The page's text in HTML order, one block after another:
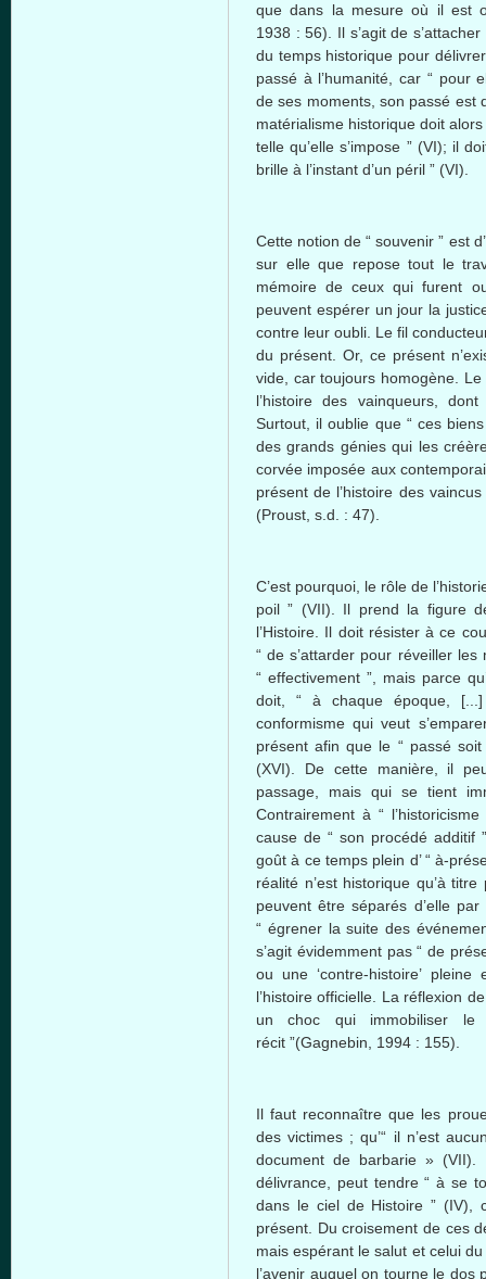
que dans la mesure où il est
1938 : 56). Il s’agit de
du temps historique pour
passé à l’humanité, car “ pour
de ses moments, son passé est
matérialisme historique doit
telle qu’elle s’impose ” (VI); il
brille à l’instant d’un péril ” (VI).
Cette notion de “ souvenir ” est
sur elle que repose tout le
mémoire de ceux qui furent
peuvent espérer un jour la
contre leur oubli. Le fil
du présent. Or, ce présent
vide, car toujours homogène.
l’histoire des vainqueurs,
Surtout, il oublie que “ ces
des grands génies qui les
corvée imposée aux
présent de l’histoire des
(Proust, s.d. : 47).
C’est pourquoi, le rôle de
poil ” (VII). Il prend la figure
l’Histoire. Il doit résister à ce
“ de s’attarder pour réveiller
“ effectivement ”, mais parce
doit, “ à chaque époque,
conformisme qui veut
présent afin que le “ passé
(XVI). De cette manière, il
passage, mais qui se tient
Contrairement à “
cause de “ son procédé additif
goût à ce temps plein d’ “ à-
réalité n’est historique qu’à
peuvent être séparés d’elle
“ égrener la suite des
s’agit évidemment pas “ de
ou une ‘contre-histoire’
l’histoire officielle. La réflexion
un choc qui immobiliser le
récit ”(Gagnebin, 1994 : 155).
Il faut reconnaître que les
des victimes ; qu’“ il n’est
document de barbarie »
délivrance, peut tendre “ à se
dans le ciel de Histoire ” (IV),
présent. Du croisement de ces
mais espérant le salut et celui
l’avenir auquel on tourne le dos